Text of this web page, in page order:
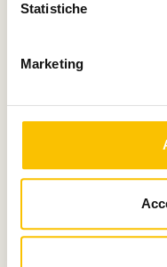
Statistiche
Marketing
Con il patrocinio di